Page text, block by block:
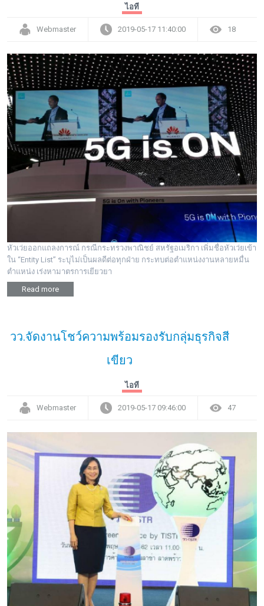
ไอที
Webmaster 2019-05-17 11:40:00 18
หัวเว่ยออกแถลงการณ์ กรณีกระทรวงพาณิชย์ สหรัฐอเมริกา เพิ่มชื่อหัวเว่ยเข้า
ใน “Entity List” ระบุไม่เป็นผลดีต่อทุกฝ่าย กระทบต่อตำแหน่งงานหลายหมื่น
ตำแหน่ง เร่งหามาตรการเยียวยา
Read more
วว.จัดงานโชว์ความพร้อมรองรับกลุ่มธุรกิจสี
เขียว
ไอที
Webmaster 2019-05-17 09:46:00 47